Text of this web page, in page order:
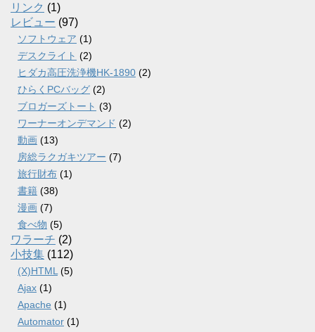
リンク (1)
レビュー (97)
ソフトウェア (1)
デスクライト (2)
ヒダカ高圧洗浄機HK-1890 (2)
ひらくPCバッグ (2)
ブロガーズトート (3)
ワーナーオンデマンド (2)
動画 (13)
房総ラクガキツアー (7)
旅行財布 (1)
書籍 (38)
漫画 (7)
食べ物 (5)
ワラーチ (2)
小技集 (112)
(X)HTML(5)
Ajax (1)
Apache (1)
Automator (1)